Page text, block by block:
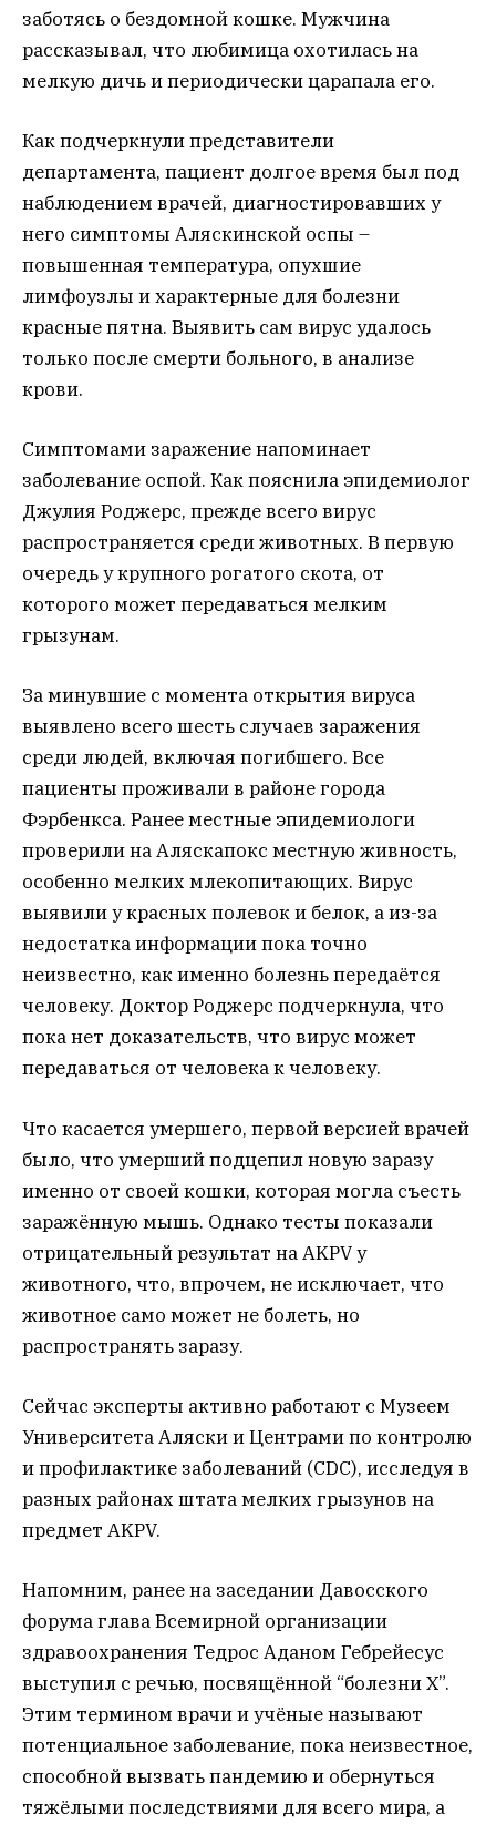
заботясь о бездомной кошке. Мужчина
рассказывал, что любимица охотилась на
мелкую дичь и периодически царапала его.
Как подчеркнули представители
департамента, пациент долгое время был под
наблюдением врачей, диагностировавших у
него симптомы Аляскинской оспы –
повышенная температура, опухшие
лимфоузлы и характерные для болезни
красные пятна. Выявить сам вирус удалось
только после смерти больного, в анализе
крови.
Симптомами заражение напоминает
заболевание оспой. Как пояснила эпидемиолог
Джулия Роджерс, прежде всего вирус
распространяется среди животных. В первую
очередь у крупного рогатого скота, от
которого может передаваться мелким
грызунам.
За минувшие с момента открытия вируса
выявлено всего шесть случаев заражения
среди людей, включая погибшего. Все
пациенты проживали в районе города
Фэрбенкса. Ранее местные эпидемиологи
проверили на Аляскапокс местную живность,
особенно мелких млекопитающих. Вирус
выявили у красных полевок и белок, а из-за
недостатка информации пока точно
неизвестно, как именно болезнь передаётся
человеку. Доктор Роджерс подчеркнула, что
пока нет доказательств, что вирус может
передаваться от человека к человеку.
Что касается умершего, первой версией врачей
было, что умерший подцепил новую заразу
именно от своей кошки, которая могла съесть
заражённую мышь. Однако тесты показали
отрицательный результат на AKPV у
животного, что, впрочем, не исключает, что
животное само может не болеть, но
распространять заразу.
Сейчас эксперты активно работают с Музеем
Университета Аляски и Центрами по контролю
и профилактике заболеваний (CDC), исследуя в
разных районах штата мелких грызунов на
предмет AKPV.
Напомним, ранее на заседании Давосского
форума глава Всемирной организации
здравоохранения Тедрос Аданом Гебрейесус
выступил с речью, посвящённой “болезни Х”.
Этим термином врачи и учёные называют
потенциальное заболевание, пока неизвестное,
способной вызвать пандемию и обернуться
тяжёлыми последствиями для всего мира, а